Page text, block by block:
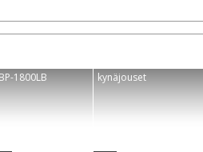
1800LB kynäjouset